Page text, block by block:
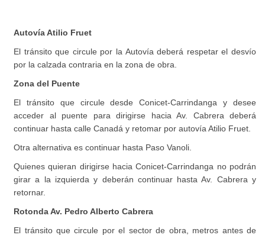
Autovía Atilio Fruet
El tránsito que circule por la Autovía deberá respetar el desvío
por la calzada contraria en la zona de obra.
Zona del Puente
El tránsito que circule desde Conicet-Carrindanga y desee
acceder al puente para dirigirse hacia Av. Cabrera deberá
continuar hasta calle Canadá y retomar por autovía Atilio Fruet.
Otra alternativa es continuar hasta Paso Vanoli.
Quienes quieran dirigirse hacia Conicet-Carrindanga no podrán
girar a la izquierda y deberán continuar hasta Av. Cabrera y
retornar.
Rotonda Av. Pedro Alberto Cabrera
El tránsito que circule por el sector de obra, metros antes de